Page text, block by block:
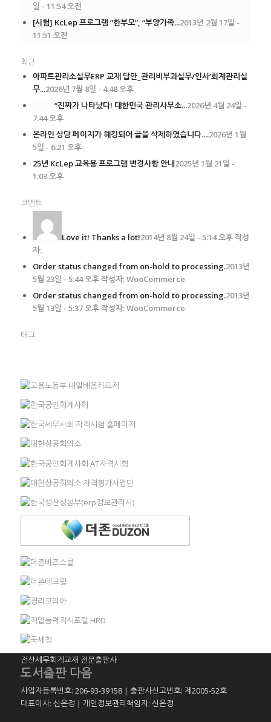
일 - 11:54 오전
[시험] KcLep 프로그램 “한부모”, “부양가족...2013년 2월 17일 -
11:51 오전
최근
아파트관리소실무ERP 교재 답안_관리비부과실무/인사’회계관리실
무...2026년 7월 8일 - 4:48 오후
“진짜가 나타났다! 대한민국 관리사무소...2026년 4월 24일 -
7:44 오후
온라인 상담 페이지가 해킹되어 글을 삭제하였습니다....2026년 1월
5일 - 6:21 오후
25년 KcLep 교육용 프로그램 변경사항 안내2025년 1월 21일 -
1:03 오후
코멘트
Love it! Thanks a lot!2014년 8월 24일 - 5:14 오후 작성
자:
Order status changed from on-hold to processing.2013년
5월 23일 - 5:44 오후 작성자: WooCommerce
Order status changed from on-hold to processing.2013년
5월 13일 - 5:37 오후 작성자: WooCommerce
태그
전산세무회계교재 전문출판사
도서출판 다음
사업자등록번호: 206-93-39158 | 출판사신고번호: 제2005-52호
대표이사: 신은정 | 개인정보관리책임자: 신은정